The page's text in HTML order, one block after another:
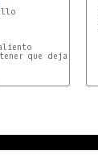
que dejarte